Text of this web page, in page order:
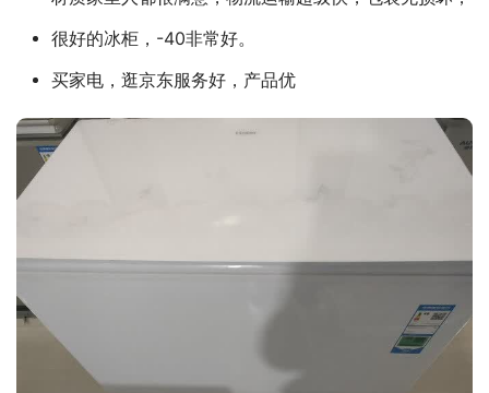
很好的冰柜，-40非常好。
买家电，逛京东服务好，产品优